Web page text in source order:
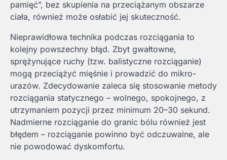
pamięć”, bez skupienia na przeciążanym obszarze
ciała, również może osłabić jej skuteczność.
Nieprawidłowa technika podczas rozciągania to
kolejny powszechny błąd. Zbyt gwałtowne,
sprężynujące ruchy (tzw. balistyczne rozciąganie)
mogą przeciążyć mięśnie i prowadzić do mikro-
urazów. Zdecydowanie zaleca się stosowanie metody
rozciągania statycznego – wolnego, spokojnego, z
utrzymaniem pozycji przez minimum 20–30 sekund.
Nadmierne rozciąganie do granic bólu również jest
błędem – rozciąganie powinno być odczuwalne, ale
nie powodować dyskomfortu.